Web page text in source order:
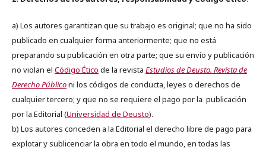
a) Los autores garantizan que su trabajo es original; que no ha sido
publicado en cualquier forma anteriormente; que no está
preparando su publicación en otra parte; que su envío y publicación
no violan el Código Ético de la revista Estudios de Deusto. Revista de
Derecho Públiconi los códigos de conducta, leyes o derechos de
cualquier tercero; y que no se requiere el pago por la publicación
por la Editorial (Universidad de Deusto).
b) Los autores conceden a la Editorial el derecho libre de pago para
explotar y sublicenciar la obra en todo el mundo, en todas las